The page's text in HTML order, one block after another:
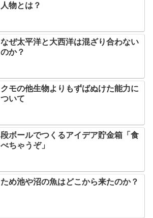
人物とは？
なぜ太平洋と大西洋は混ざり合わない
のか？
クモの他生物よりもずばぬけた能力に
ついて
段ボールでつくるアイデア貯金箱「食
べちゃうぞ」
ため池や沼の魚はどこから来たのか？